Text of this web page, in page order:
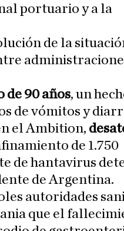
portuario y a la
de la
90 años, un
de vómitos y
el Ambition,
de 1.750
de hantavirus
de Argentina.
autoridades
que el